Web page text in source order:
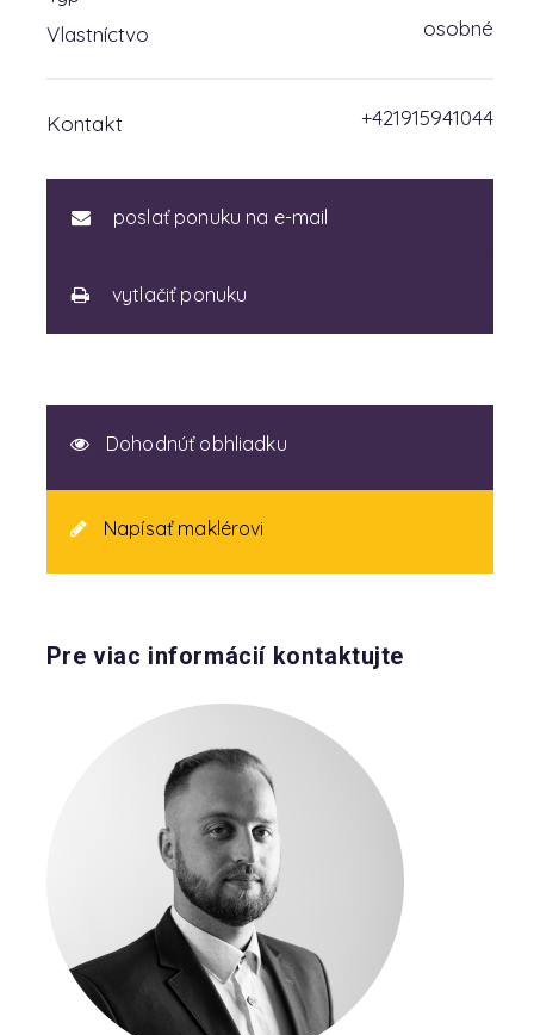
Vlastníctvo
osobné
Kontakt +421915941044
poslať ponuku na e-mail
vytlačiť ponuku
Dohodnúť obhliadku
Napísať maklérovi
Pre viac informácií kontaktujte